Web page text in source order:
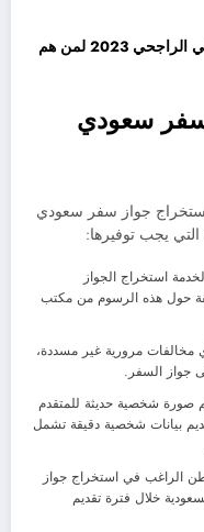
شروط فتح حساب للأطفال في الراجحي 2023 لمن هم
سفر سعودي
استخراج جواز سفر سعودي
التي يجب توفيرها:
استخراج الجواز
حول هذه الرسوم من مكتب
مخالفات مرورية غير مسددة،
جواز السفر.
صورة شخصية حديثة للمتقدم
بيانات شخصية دقيقة تشمل
الراغب في استخراج جواز
خلال فترة تقديم